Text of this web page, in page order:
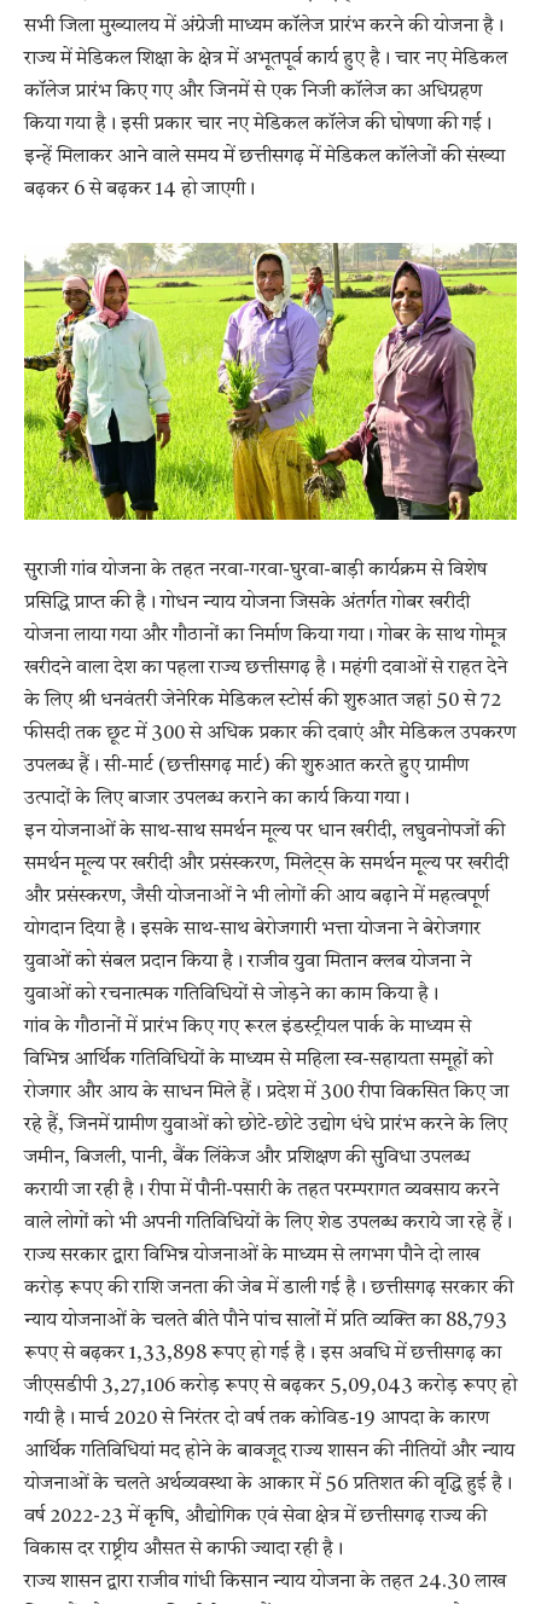
सभी जिला मुख्यालय में अंग्रेजी माध्यम कॉलेज प्रारंभ करने की योजना है।
राज्य में मेडिकल शिक्षा के क्षेत्र में अभूतपूर्व कार्य हुए है। चार नए मेडिकल
कॉलेज प्रारंभ किए गए और जिनमें से एक निजी कॉलेज का अधिग्रहण
किया गया है। इसी प्रकार चार नए मेडिकल कॉलेज की घोषणा की गई।
इन्हें मिलाकर आने वाले समय में छत्तीसगढ़ में मेडिकल कॉलेजों की संख्या
बढ़कर 6 से बढ़कर 14 हो जाएगी।
सुराजी गांव योजना के तहत नरवा-गरवा-घुरवा-बाड़ी कार्यक्रम से विशेष
प्रसिद्धि प्राप्त की है। गोधन न्याय योजना जिसके अंतर्गत गोबर खरीदी
योजना लाया गया और गौठानों का निर्माण किया गया। गोबर के साथ गोमूत्र
खरीदने वाला देश का पहला राज्य छत्तीसगढ़ है। महंगी दवाओं से राहत देने
के लिए श्री धनवंतरी जेनेरिक मेडिकल स्टोर्स की शुरुआत जहां 50 से 72
फीसदी तक छूट में 300 से अधिक प्रकार की दवाएं और मेडिकल उपकरण
उपलब्ध हैं। सी-मार्ट (छत्तीसगढ़ मार्ट) की शुरुआत करते हुए ग्रामीण
उत्पादों के लिए बाजार उपलब्ध कराने का कार्य किया गया।
इन योजनाओं के साथ-साथ समर्थन मूल्य पर धान खरीदी, लघुवनोपजों की
समर्थन मूल्य पर खरीदी और प्रसंस्करण, मिलेट्स के समर्थन मूल्य पर खरीदी
और प्रसंस्करण, जैसी योजनाओं ने भी लोगों की आय बढ़ाने में महत्वपूर्ण
योगदान दिया है। इसके साथ-साथ बेरोजगारी भत्ता योजना ने बेरोजगार
युवाओं को संबल प्रदान किया है। राजीव युवा मितान क्लब योजना ने
युवाओं को रचनात्मक गतिविधियों से जोड़ने का काम किया है।
गांव के गौठानों में प्रारंभ किए गए रूरल इंडस्ट्रीयल पार्क के माध्यम से
विभिन्न आर्थिक गतिविधियों के माध्यम से महिला स्व-सहायता समूहों को
रोजगार और आय के साधन मिले हैं। प्रदेश में 300 रीपा विकसित किए जा
रहे हैं, जिनमें ग्रामीण युवाओं को छोटे-छोटे उद्योग धंधे प्रारंभ करने के लिए
जमीन, बिजली, पानी, बैंक लिंकेज और प्रशिक्षण की सुविधा उपलब्ध
करायी जा रही है। रीपा में पौनी-पसारी के तहत परम्परागत व्यवसाय करने
वाले लोगों को भी अपनी गतिविधियों के लिए शेड उपलब्ध कराये जा रहे हैं।
राज्य सरकार द्वारा विभिन्न योजनाओं के माध्यम से लगभग पौने दो लाख
करोड़ रूपए की राशि जनता की जेब में डाली गई है। छत्तीसगढ़ सरकार की
न्याय योजनाओं के चलते बीते पौने पांच सालों में प्रति व्यक्ति का 88,793
रूपए से बढ़कर 1,33,898 रूपए हो गई है। इस अवधि में छत्तीसगढ़ का
जीएसडीपी 3,27,106 करोड़ रूपए से बढ़कर 5,09,043 करोड़ रूपए हो
गयी है। मार्च 2020 से निरंतर दो वर्ष तक कोविड-19 आपदा के कारण
आर्थिक गतिविधियां मद होने के बावजूद राज्य शासन की नीतियों और न्याय
योजनाओं के चलते अर्थव्यवस्था के आकार में 56 प्रतिशत की वृद्धि हुई है।
वर्ष 2022-23 में कृषि, औद्योगिक एवं सेवा क्षेत्र में छत्तीसगढ़ राज्य की
विकास दर राष्ट्रीय औसत से काफी ज्यादा रही है।
राज्य शासन द्वारा राजीव गांधी किसान न्याय योजना के तहत 24.30 लाख